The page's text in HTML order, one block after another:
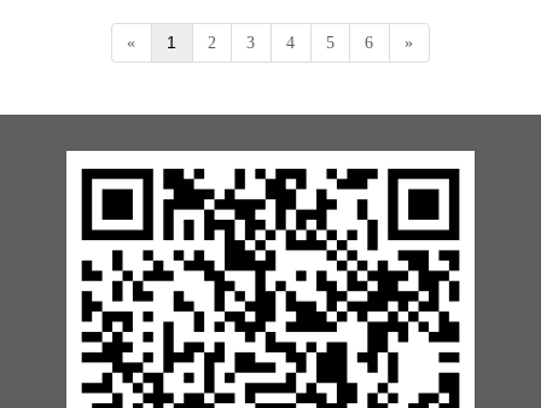
« 1 2 3 4 5 6 »